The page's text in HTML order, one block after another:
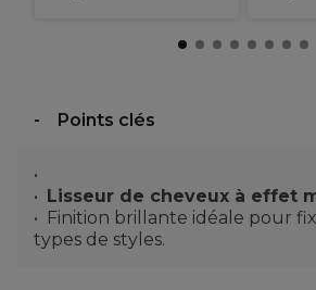
Points clés
Lisseur de cheveux à effet
Finition brillante idéale pour
types de styles.